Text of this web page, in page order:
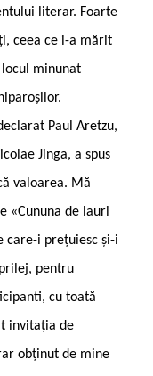
literar. Foarte
ceea ce i-a mărit
minunat
Paul Aretzu,
Jinga, a spus
valoarea. Mă
«Cununa de lauri
care-i prețuiesc și-i
pentru
cu toată
invitația de
obținut de mine